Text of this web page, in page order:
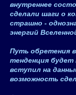
внутреннее
сделали шаги о
страшно -
энергий
Путь обретения
тенденция
вступил на
возможность